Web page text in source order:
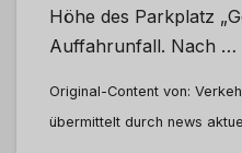
Höhe des Parkplatz
Auffahrunfall. Nach …
Original-Content von:
übermittelt durch news